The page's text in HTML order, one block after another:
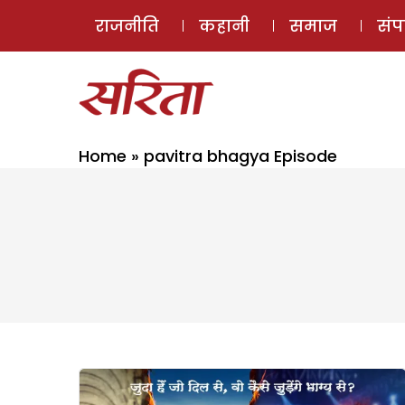
राजनीति कहानी समाज
Home » pavitra bhagya Episode